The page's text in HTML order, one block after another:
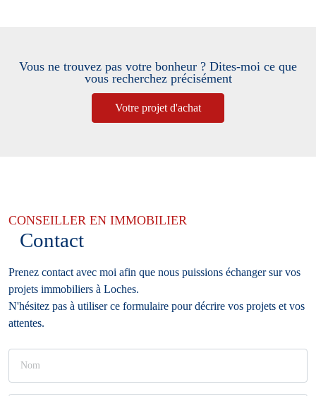
Vous ne trouvez pas votre bonheur ? Dites-moi ce que
vous recherchez précisément
Votre projet d'achat
CONSEILLER EN IMMOBILIER
Contact
Prenez contact avec moi afin que nous puissions échanger sur vos
projets immobiliers à Loches.
N'hésitez pas à utiliser ce formulaire pour décrire vos projets et vos
attentes.